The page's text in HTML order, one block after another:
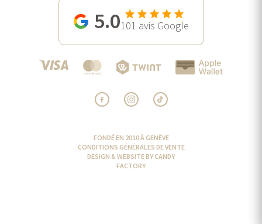
5.0101 avis Google
FONDÉ EN 2010 À GENÈVE
CONDITIONS GÉNÉRALES DE VENTE
DESIGN & WEBSITE BY CANDY
FACTORY